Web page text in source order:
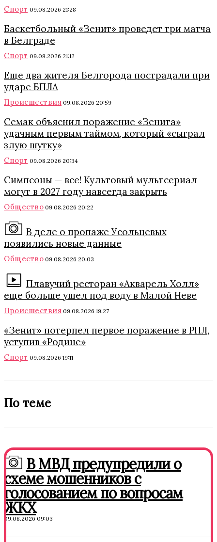
Спорт 09.08.2026 21:28
Баскетбольный «Зенит» проведет три матча
в Белграде
Спорт 09.08.2026 21:12
Еще два жителя Белгорода пострадали при
ударе БПЛА
Происшествия 09.08.2026 20:59
Семак объяснил поражение «Зенита»
удачным первым таймом, который «сыграл
злую шутку»
Спорт 09.08.2026 20:34
Симпсоны — все! Культовый мультсериал
могут в 2027 году навсегда закрыть
Общество 09.08.2026 20:22
В деле о пропаже Усольцевых
появились новые данные
Общество 09.08.2026 20:03
Плавучий ресторан «Акварель Холл»
еще больше ушел под воду в Малой Неве
Происшествия 09.08.2026 19:27
«Зенит» потерпел первое поражение в РПЛ,
уступив «Родине»
Спорт 09.08.2026 19:11
По теме
В МВД предупредили о
схеме мошенников с
голосованием по вопросам
ЖКХ
09.08.2026 09:03